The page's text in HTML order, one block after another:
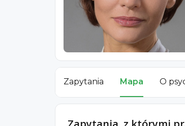
Zapytania Mapa O